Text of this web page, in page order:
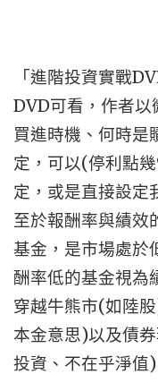
「進階投資實戰
DVD可看，作者以
買進時機、何時是
定，可以(停利點幾
定，或是直接設定
至於報酬率與績效
基金，是市場處於
酬率低的基金視為
穿越牛熊市(如陸股
本金意思)以及債
投資、不在乎淨值)